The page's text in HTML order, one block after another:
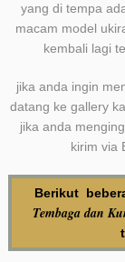
yang di tempa
macam model
kembali lagi
jika anda ingin
datang ke gallery
jika anda
kirim via
Berikut
Tembaga dan